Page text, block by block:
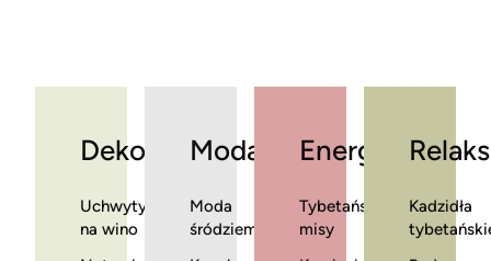
Dekoracje
Uchwyty
na wino
Moda
Moda
śródziemnomorska
Energia
Tybetańskie
misy
Relaks
Kadzidła